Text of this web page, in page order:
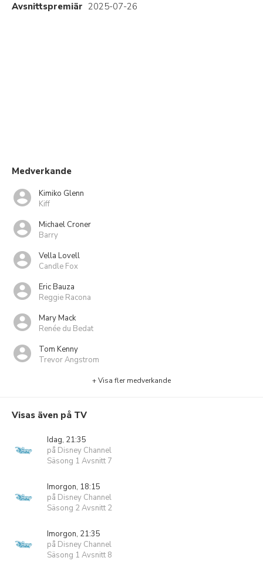
Avsnittspremiär 2025-07-26
Medverkande
Kimiko Glenn
Kiff
Michael Croner
Barry
Vella Lovell
Candle Fox
Eric Bauza
Reggie Racona
Mary Mack
Renée du Bedat
Tom Kenny
Trevor Angstrom
+ Visa fler medverkande
Visas även på TV
Idag, 21:35
på Disney Channel
Säsong 1 Avsnitt 7
Imorgon, 18:15
på Disney Channel
Säsong 2 Avsnitt 2
Imorgon, 21:35
på Disney Channel
Säsong 1 Avsnitt 8